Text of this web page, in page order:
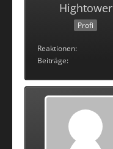
Hightower
Profi
Reaktionen
Beiträge